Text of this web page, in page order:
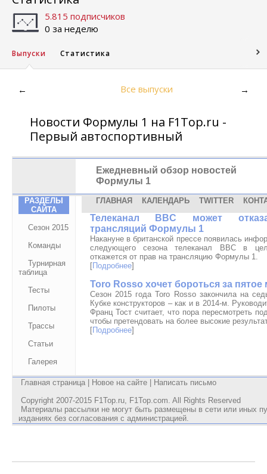
5.815 подписчиков
0 за неделю
Выпуски Статистика
← Все выпуски →
Новости Формулы 1 на F1Top.ru -
Первый автоспортивный
Ежедневный обзор новостей
Формулы 1
РАЗДЕЛЫ
САЙТА
Сезон 2015
Команды
Турнирная
таблица
Тесты
Пилоты
Трассы
Статьи
Галерея
ГЛАВНАЯ КАЛЕНДАРЬ TWITTER
Телеканал BBC может
трансляций Формулы 1
Накануне в британской прессе появилась
следующего сезона телеканал BBC в
откажется от прав на трансляцию Формулы 1.
[Подробнее]
Toro Rosso хочет бороться за пятое
Сезон 2015 года Toro Rosso закончила на
Кубке конструкторов – как и в 2014-м.
Франц Тост считает, что пора пересмотреть
чтобы претендовать на более высокие
[Подробнее]
Главная страница Новое на сайте
Написать письмо
Copyright 2007-2015 F1Top.ru, F1Top.com. All Rights Reserved
Материалы рассылки не могут быть размещены в сети или иных
изданиях без согласования с администрацией.